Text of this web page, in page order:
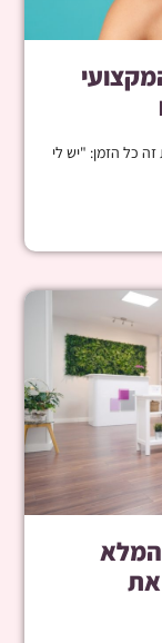
כל הזמן: "יש לי
המלא
את